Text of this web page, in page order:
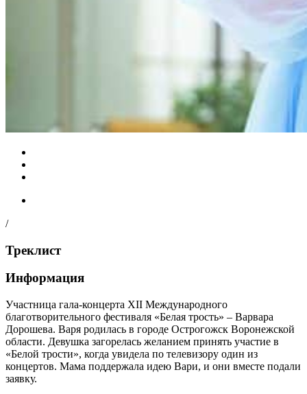
/
Треклист
Информация
Участница гала-концерта XII Международного
благотворительного фестиваля «Белая трость» – Варвара
Дорошева. Варя родилась в городе Острогожск Воронежской
области. Девушка загорелась желанием принять участие в
«Белой трости», когда увидела по телевизору один из
концертов. Мама поддержала идею Вари, и они вместе подали
заявку.